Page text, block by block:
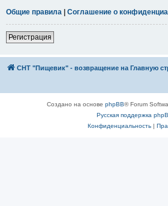
Общие правила | Соглашение о
Регистрация
СНТ "Пищевик" - возвращение на Главную
Создано на основе phpBB® Forum
Русская поддержка
Конфиденциальность|